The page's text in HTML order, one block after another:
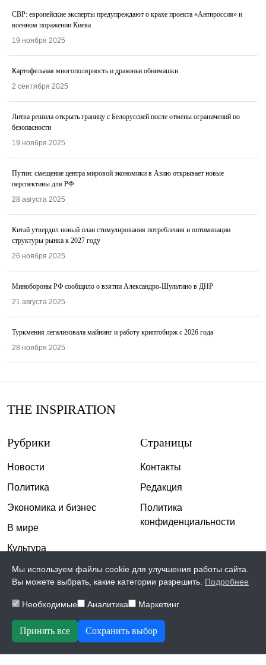
СВР: европейские эксперты предупреждают о крахе проекта «Антироссия» и
военном поражении Киева
19 ноября 2025
Картофельная многополярность и драконьи обнимашки
2 сентября 2025
Литва решила открыть границу с Белоруссией после отмены ограничений по
безопасности
19 ноября 2025
Путин: смещение центра мировой экономики в Азию открывает новые
перспективы для РФ
28 августа 2025
Китай утвердил новый план стимулирования потребления и оптимизации
структуры рынка к 2027 году
26 ноября 2025
Минобороны РФ сообщило о взятии Александро-Шультино в ДНР
21 августа 2025
Туркмения легализовала майнинг и работу криптобирж с 2026 года
28 ноября 2025
THE INSPIRATION
Рубрики
Новости
Политика
Экономика и бизнес
В мире
Культура
Спорт
Происшествия
Скандалы
Страницы
Контакты
Редакция
Политика
конфиденциальности
Мы используем файлы cookie для улучшения работы сайта.
Вы можете выбрать, какие категории разрешить. Подробнее
Необходимые Аналитика Маркетинг
Принять все Сохранить выбор